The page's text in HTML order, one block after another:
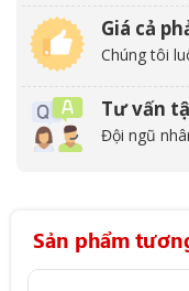
Giá cả
Chúng tôi
Tư vấn
Đội ngũ
Sản phẩm